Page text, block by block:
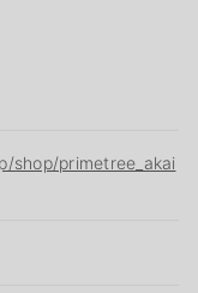
shop/primetree_akai